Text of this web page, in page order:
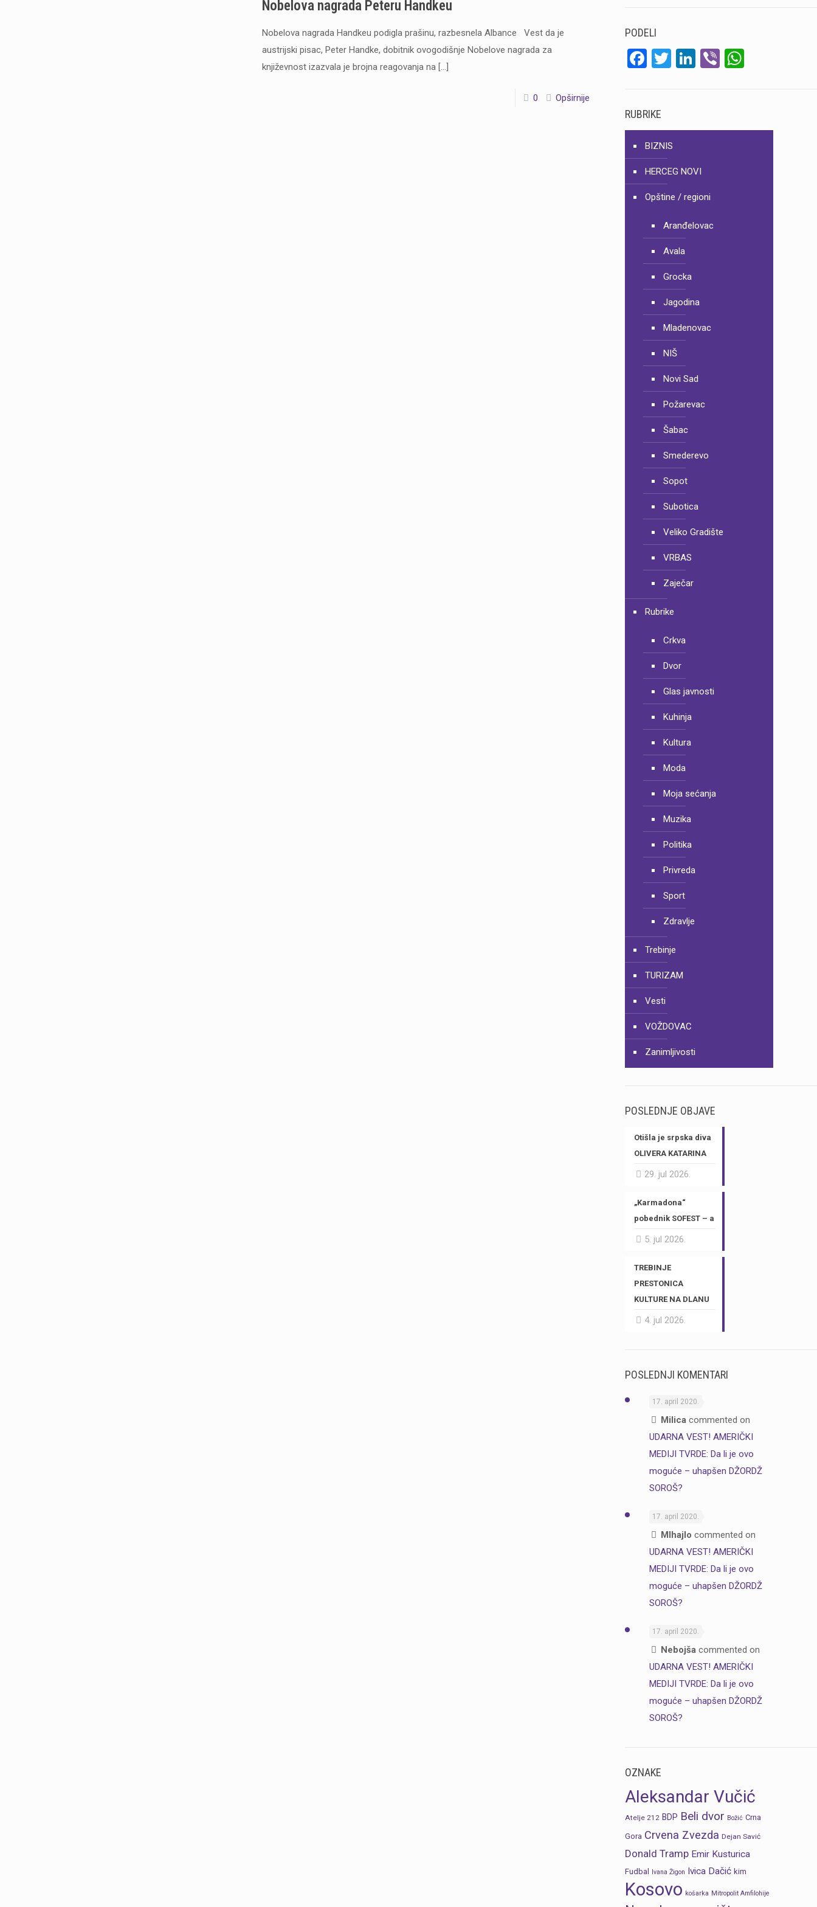
Nobelova nagrada Peteru Handkeu
Nobelova nagrada Handkeu podigla prašinu, razbesnela Albance Vest da je
austrijski pisac, Peter Handke, dobitnik ovogodišnje Nobelove nagrada za
književnost izazvala je brojna reagovanja na[…]
0 Opširnije
PODELI
Facebook
Twitter
LinkedIn
Viber
RUBRIKE
BIZNIS
HERCEG NOVI
Opštine / regioni
Aranđelovac
Avala
Grocka
Jagodina
Mladenovac
NIŠ
Novi Sad
Požarevac
Šabac
Smederevo
Sopot
Subotica
Veliko Gradište
VRBAS
Zaječar
Rubrike
Crkva
Dvor
Glas javnosti
Kuhinja
Kultura
Moda
Moja sećanja
Muzika
Politika
Privreda
Sport
Zdravlje
Trebinje
TURIZAM
Vesti
VOŽDOVAC
Zanimljivosti
POSLEDNJE OBJAVE
Otišla je srpska diva
OLIVERA KATARINA
29. jul 2026.
„Karmadona“
pobednik SOFEST – a
5. jul 2026.
TREBINJE
PRESTONICA
KULTURE NA DLANU
4. jul 2026.
POSLEDNJI KOMENTARI
17. april 2020.
Milicacommented on
UDARNA VEST! AMERIČKI
MEDIJI TVRDE: Da li je ovo
moguće – uhapšen DŽORDŽ
SOROŠ?
17. april 2020.
MIhajlo commented on
UDARNA VEST! AMERIČKI
MEDIJI TVRDE: Da li je ovo
moguće – uhapšen DŽORDŽ
SOROŠ?
17. april 2020.
Nebojšacommented on
UDARNA VEST! AMERIČKI
MEDIJI TVRDE: Da li je ovo
moguće – uhapšen DŽORDŽ
SOROŠ?
OZNAKE
Aleksandar Vučić
Atelje 212 BDP Beli dvor Božić Crna
Gora Crvena Zvezda Dejan Savić
Donald Tramp Emir Kusturica
Fudbal Ivana Žigon Ivica Dačić kim
Kosovo košarka Mitropolit Amfilohije